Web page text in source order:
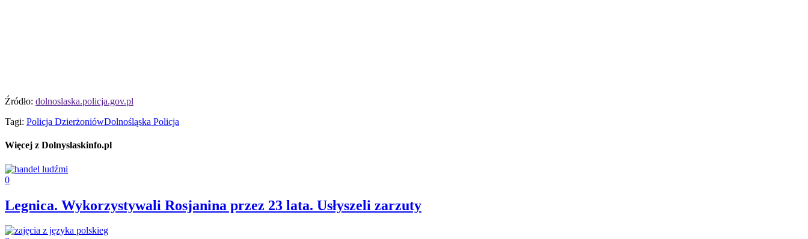
Źródło: dolnoslaska.policja.gov.pl
Tagi: Policja DzierżoniówDolnośląska Policja
Więcej z Dolnyslaskinfo.pl
0
Legnica. Wykorzystywali Rosjanina przez 23 lata. Usłyszeli zarzuty